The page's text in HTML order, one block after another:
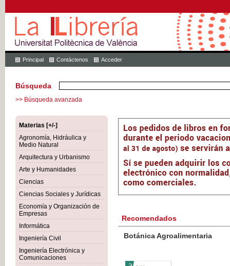
Principal Contáctenos Acceder
Búsqueda
>> Búsqueda avanzada
Materias [+/-]
Agronomía, Hidráulica y
Medio Natural
Arquitectura y Urbanismo
Arte y Humanidades
Ciencias
Ciencias Sociales y Jurídicas
Economía y Organización de
Empresas
Informática
Ingeniería Civil
Ingeniería Electrónica y
Comunicaciones
Recomendados
Botánica Agroalimentaria